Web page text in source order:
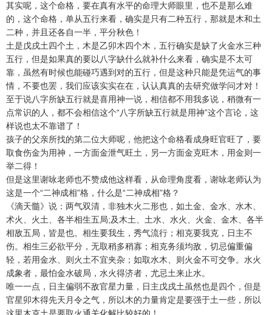
其实呢，这个命格，要在真有水平的命理大师眼里，也不是那么难
的，这个命格，单从五行来看，确实是只有二种五行，那就是木和土
二种，并且还各自一半，平分秋色！
土是戊戌土四个土，木是乙卯木四个木，五行确实是缺了火金水三种
五行，但是如果真的要以八字缺什么就补什么来看，确实是不太可
靠，虽然有时候也能碰巧遇到对的五行，但是这种只能是凭运气的事
情，不要也罢，我们应该实实在在，认认真真的去研究做学问才对！
至于说八字所缺五行就是喜用神一说，相信都不用我多说，稍微有一
点常识的人，都不会相信这个“八字所缺五行就是用神”这个言论，这
样说也太不靠谱了！
孩子的父亲所找的第二位大师呢，他把这个命格看成身旺官旺了，要
取食伤金为用神，一方面金泄气旺土，另一方面金克旺木，用金则一
举二得！
但是这里谢咏老师也不赞成他这样看，从命理角度看，谢咏老师认为
这是一个“二神成相”格，什么是“二神成相”格？
《滴天髓》说：两气双清，非独木火二形也，如土金、金水、水木、
术火、火土、各半相生五局;及木土、土水、水火、火金、金木、各半
相敌五局，皆是也。相生要我生，秀气流行；相克要我克，日主不
伤。相生三必欲平分，无取稍多稍寡；相克务须均敌，切忌偏重偏
轻，若用金水、则火土不宜夹杂；如取水木、则火金不可交争。水火
成象者，最怕金水破局，水火得济者，尤忌土来止水。
唯一一点，日主偏弱不敌官星力量，日主戊戌土虽然也是四个，但是
官星卯木得先天月令之气，所以木的力量肯定是要强于土一些，所以